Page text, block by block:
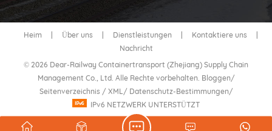
Heim Über uns Dienstleistungen Kontaktiere uns
Nachricht
© 2026 Dear-Railway Containertransport (Zhejiang) Supply Chain
Management Co., Ltd. Alle Rechte vorbehalten. Bloggen/
Seitenverzeichnis / XML/ Datenschutz-Bestimmungen/
IPv6 NETZWERK UNTERSTÜTZT